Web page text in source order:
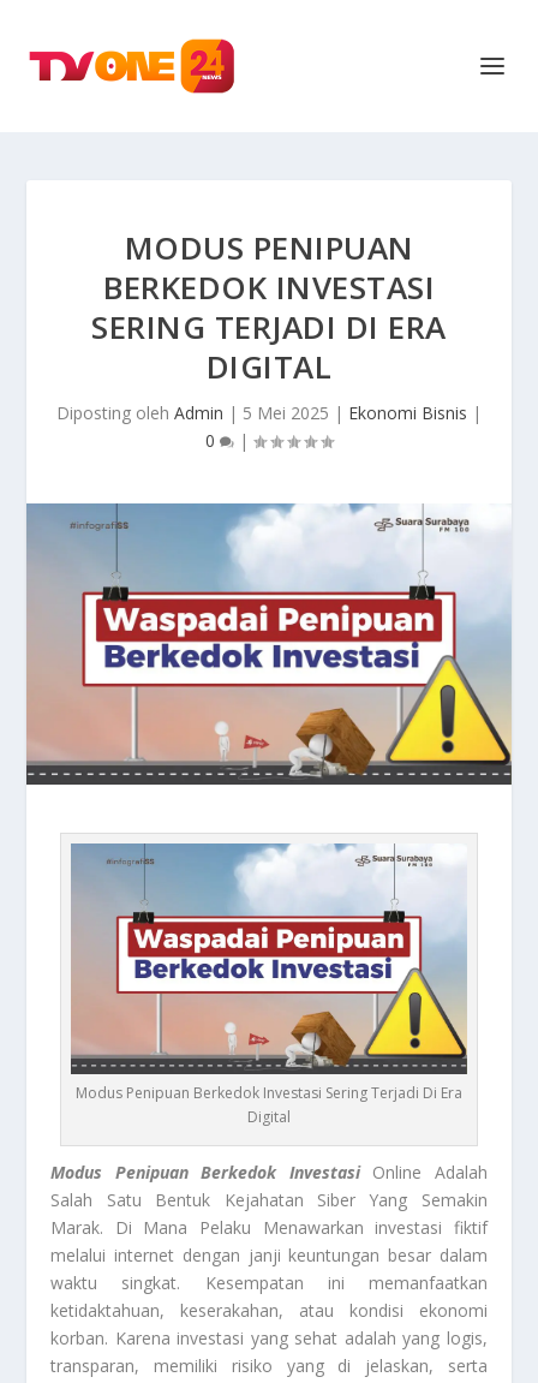
MODUS PENIPUAN
BERKEDOK INVESTASI
SERING TERJADI DI ERA
DIGITAL
Diposting oleh Admin | 5 Mei 2025 | Ekonomi Bisnis |
0
|
Modus Penipuan Berkedok Investasi Sering Terjadi Di Era
Digital
Modus Penipuan Berkedok InvestasiOnline Adalah
Salah Satu Bentuk Kejahatan Siber Yang Semakin
Marak. Di Mana Pelaku Menawarkan investasi fiktif
melalui internet dengan janji keuntungan besar dalam
waktu singkat. Kesempatan ini memanfaatkan
ketidaktahuan, keserakahan, atau kondisi ekonomi
korban. Karena investasi yang sehat adalah yang logis,
transparan, memiliki risiko yang di jelaskan, serta